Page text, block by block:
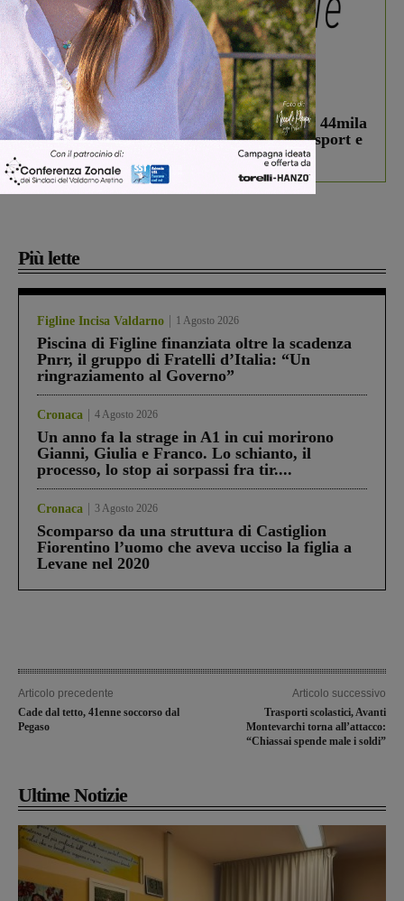
In vetrina 3 Agosto 2026
Estra Notizie agosto: Smart Cities, oltre 44mila
studenti coinvolti, torna il bando per lo sport e
debutta il podcast Estrair
Più lette
Figline Incisa Valdarno 1 Agosto 2026
Piscina di Figline finanziata oltre la scadenza
Pnrr, il gruppo di Fratelli d’Italia: “Un
ringraziamento al Governo”
Cronaca 4 Agosto 2026
Un anno fa la strage in A1 in cui morirono
Gianni, Giulia e Franco. Lo schianto, il
processo, lo stop ai sorpassi fra tir....
Cronaca 3 Agosto 2026
Scomparso da una struttura di Castiglion
Fiorentino l’uomo che aveva ucciso la figlia a
Levane nel 2020
Articolo precedente
Cade dal tetto, 41enne soccorso dal
Pegaso
Articolo successivo
Trasporti scolastici, Avanti
Montevarchi torna all’attacco:
“Chiassai spende male i soldi”
Ultime Notizie